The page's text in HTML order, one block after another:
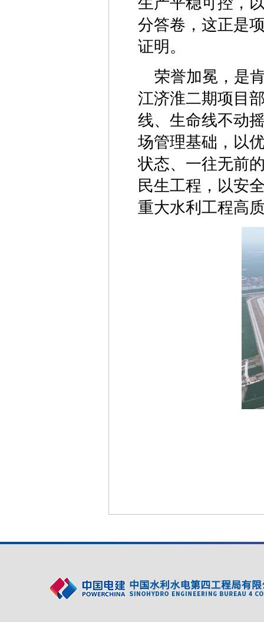
分答卷，这正是
证明。
荣誉加冕，是
江济淮二期项目
线、生命线不动
场管理基础，以
状态、一往无前
民生工程，以安
重大水利工程高